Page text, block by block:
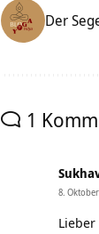
Der
1
8.
Lieber